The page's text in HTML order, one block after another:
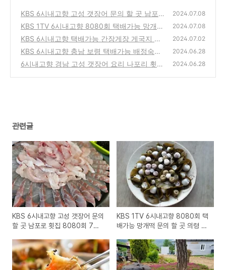
KBS 6시내고향 고성 갯장어 문의 할 곳 남포
로 횟집 8080회 7월 8일 방송
(0)
2024.07.08
KBS 1TV 6시내고향 8080회 택배가능 망개떡
문의 할 곳 의령 토속식품 7월 8일 방송
(0)
2024.07.08
KBS 6시내고향 택배가능 간장게장 게국지 충
남태안 통나무집사람들 7월 2일 8076회
(0)
2024.07.02
KBS 6시내고향 충남 보령 택배가능 배정숙발
효명가 전통주 보리막장 6월 28일 8073회
2024.06.28
6시내고향 경남 고성 갯장어 요리 나포리 횟집
2024.06.28
관련글
KBS 6시내고향 고성 갯장어 문의
할 곳 남포로 횟집 8080회 7월
KBS 1TV 6시내고향 8080회 택
배가능 망개떡 문의 할 곳 의령 토